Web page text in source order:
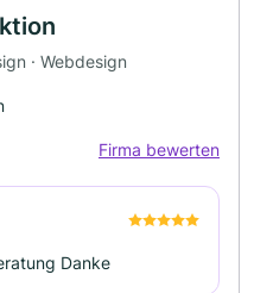
· Webdesign
Firma bewerten
Danke